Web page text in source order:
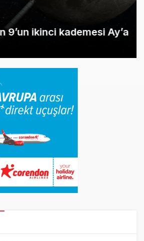
9’un ikinci kademesi Ay’a